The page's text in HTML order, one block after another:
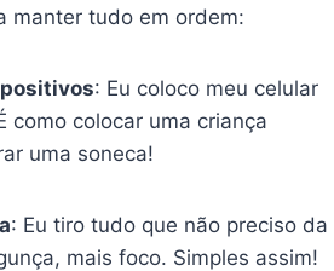
manter tudo em ordem:
: Eu coloco meu celular
como colocar uma criança
uma soneca!
: Eu tiro tudo que não preciso da
mais foco. Simples assim!